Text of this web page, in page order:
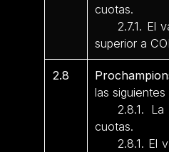
cuotas.
2.7.1. El
superior a
2.8
las
2.8.1. La
cuotas.
2.8.1. El